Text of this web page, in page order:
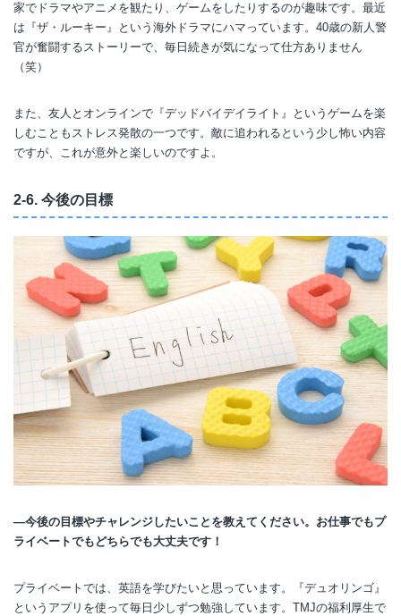
家でドラマやアニメを観たり、ゲームをしたりするのが趣味です。最近
は『ザ・ルーキー』という海外ドラマにハマっています。40歳の新人警
官が奮闘するストーリーで、毎日続きが気になって仕方ありません
（笑）
また、友人とオンラインで『デッドバイデイライト』というゲームを楽
しむこともストレス発散の一つです。敵に追われるという少し怖い内容
ですが、これが意外と楽しいのですよ。
2-6. 今後の目標
―今後の目標やチャレンジしたいことを教えてください。お仕事でもプ
ライベートでもどちらでも大丈夫です！
プライベートでは、英語を学びたいと思っています。『デュオリンゴ』
というアプリを使って毎日少しずつ勉強しています。TMJの福利厚生で